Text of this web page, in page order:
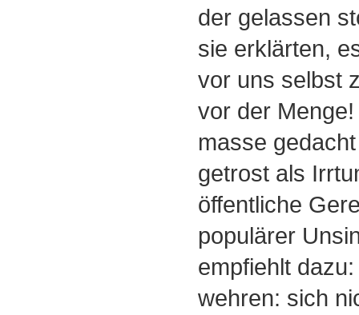
der gelassen
sie erklärten,
vor uns selbst
vor der
masse
getrost als
öffentliche
populärer
empfiehlt
wehren: sich